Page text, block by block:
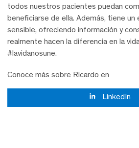
todos nuestros pacientes puedan
beneficiarse de ella. Además, tiene
sensible, ofreciendo información y
realmente hacen la diferencia en la
#lavidanosune.
Conoce más sobre Ricardo en
LinkedIn